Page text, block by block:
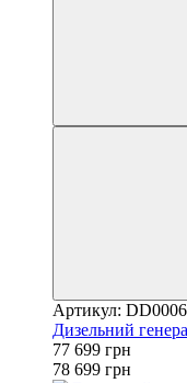
Артикул:
Дизельний
77 699 грн
78 699 грн